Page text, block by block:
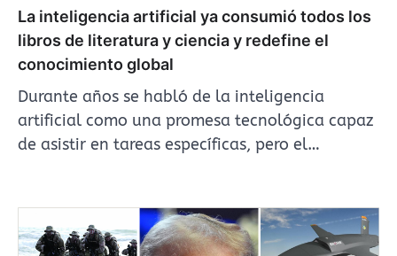
La inteligencia artificial ya consumió todos los
libros de literatura y ciencia y redefine el
conocimiento global
Durante años se habló de la inteligencia
artificial como una promesa tecnológica capaz
de asistir en tareas específicas, pero el…